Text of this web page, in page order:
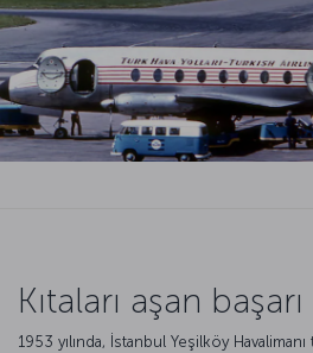
Kıtaları aşan
1953 yılında, İstanbul Yeşilköy Havalimanı